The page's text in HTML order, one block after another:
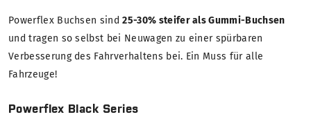
Powerflex Buchsen sind25-30% steifer als Gummi-Buchsen
und tragen so selbst bei Neuwagen zu einer spürbaren
Verbesserung des Fahrverhaltens bei. Ein Muss für alle
Fahrzeuge!
Powerflex Black Series